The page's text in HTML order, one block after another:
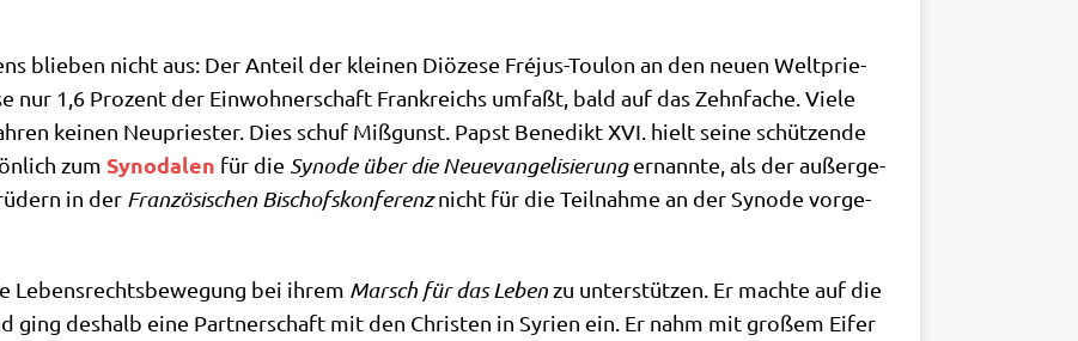
blie­ben nicht aus: Der Anteil der klei­nen Diö­ze­se Fré­jus-Tou­lon an den neu­en Welt­prie­
nur 1,6 Pro­zent der Ein­woh­ner­schaft Frank­reichs umfaßt, bald auf das Zehn­fa­che. Vie­le
kei­nen Neu­prie­ster. Dies schuf Miß­gunst. Papst Bene­dikt XVI. hielt sei­ne schüt­zen­de
zum Syn­oda­len für die Syn­ode über die Neue­van­ge­li­sie­rungernann­te, als der außer­ge­
in der Fran­zö­si­schen Bischofs­kon­fe­renznicht für die Teil­nah­me an der Syn­ode vor­ge­
Lebens­rechts­be­we­gung bei ihrem Marsch für das Lebenzu unter­stüt­zen. Er mach­te auf die
ging des­halb eine Part­ner­schaft mit den Chri­sten in Syri­en ein. Er nahm mit gro­ßem Eifer